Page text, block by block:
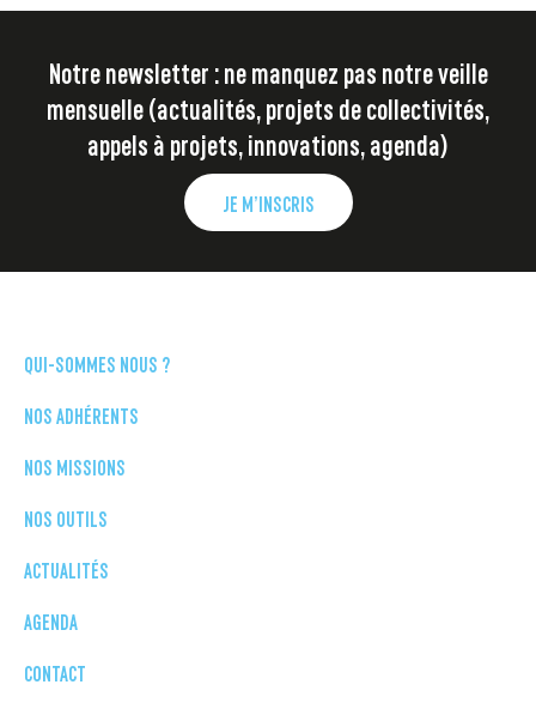
Notre newsletter : ne manquez pas notre veille
mensuelle (actualités, projets de collectivités,
appels à projets, innovations, agenda)
JE M’INSCRIS
QUI-SOMMES NOUS ?
NOS ADHÉRENTS
NOS MISSIONS
NOS OUTILS
ACTUALITÉS
AGENDA
CONTACT